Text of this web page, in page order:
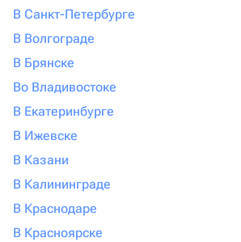
В Санкт-Петербурге
В Волгограде
В Брянске
Во Владивостоке
В Екатеринбурге
В Ижевске
В Казани
В Калининграде
В Краснодаре
В Красноярске